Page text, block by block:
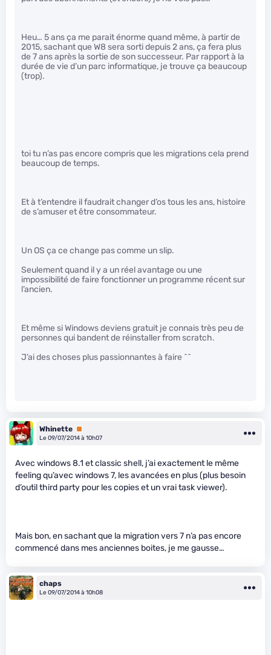
Heu… 5 ans ça me parait énorme quand même, à partir de
2015, sachant que W8 sera sorti depuis 2 ans, ça fera plus
de 7 ans après la sortie de son successeur. Par rapport à la
durée de vie d’un parc informatique, je trouve ça beaucoup
(trop).
toi tu n’as pas encore compris que les migrations cela prend
beaucoup de temps.
Et à t’entendre il faudrait changer d’os tous les ans, histoire
de s’amuser et être consommateur.
Un OS ça ce change pas comme un slip.
Seulement quand il y a un réel avantage ou une
impossibilité de faire fonctionner un programme récent sur
l’ancien.
Et même si Windows deviens gratuit je connais très peu de
personnes qui bandent de réinstaller from scratch.
J’ai des choses plus passionnantes à faire ^^
Whinette Premium
Le 09/07/2014 à 10h07
Avec windows 8.1 et classic shell, j’ai exactement le même
feeling qu’avec windows 7, les avancées en plus (plus besoin
d’outil third party pour les copies et un vrai task viewer).
Mais bon, en sachant que la migration vers 7 n’a pas encore
commencé dans mes anciennes boites, je me gausse…
chaps
Le 09/07/2014 à 10h08